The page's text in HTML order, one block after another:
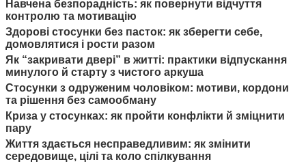
Навчена безпорадність: як повернути відчуття
контролю та мотивацію
Здорові стосунки без пасток: як зберегти себе,
домовлятися і рости разом
Як “закривати двері” в житті: практики відпускання
минулого й старту з чистого аркуша
Стосунки з одруженим чоловіком: мотиви, кордони
та рішення без самообману
Криза у стосунках: як пройти конфлікти й зміцнити
пару
Життя здається несправедливим: як змінити
середовище, цілі та коло спілкування